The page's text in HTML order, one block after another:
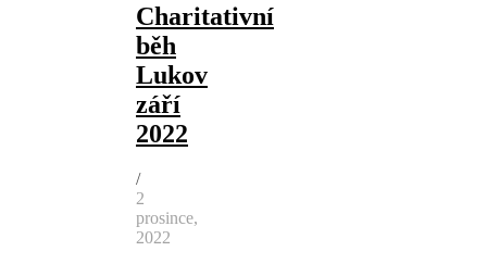
Charitativní
běh
Lukov
září
2022
/
2
prosince,
2022